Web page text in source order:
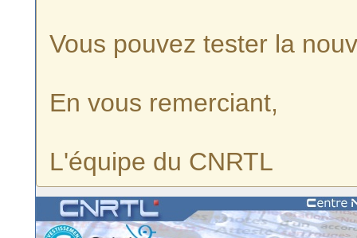
Vous pouvez tester la
En vous remerciant,
L'équipe du CNRTL